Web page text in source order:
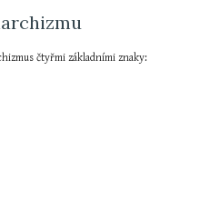
čtyřmi základními znaky: